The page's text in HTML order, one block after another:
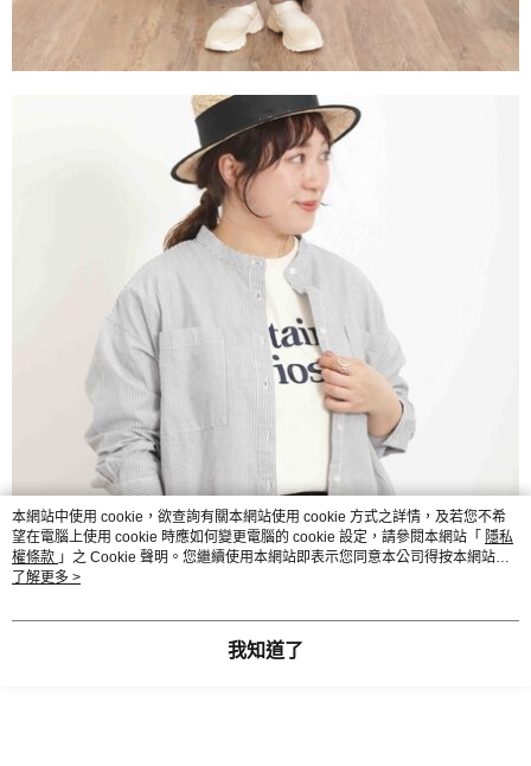
本網站中使用 cookie，欲查詢有關本網站使用 cookie 方式之詳情，及若您不希
望在電腦上使用 cookie 時應如何變更電腦的 cookie 設定，請參閱本網站「 隱私
權條款 」之 Cookie 聲明。您繼續使用本網站即表示您同意本公司得按本網站使
用條款之 Cookie 聲明使用 cookie。
了解更多 >
我知道了